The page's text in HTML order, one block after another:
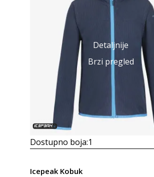
Detaljnije
Brzi pregled
Dostupno boja:1
Icepeak Kobuk